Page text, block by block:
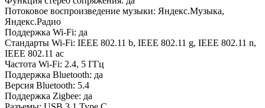
Потоковое воспроизведение музыки: Яндекс.Музыка,
Яндекс.Радио
Поддержка Wi-Fi: да
Стандарты Wi-Fi: IEEE 802.11 b, IEEE 802.11 g, IEEE 802.11 n,
IEEE 802.11 ac
Частота Wi-Fi: 2.4, 5 ГГц
Поддержка Bluetooth: да
Версия Bluetooth: 5.4
Поддержка Zigbee: да